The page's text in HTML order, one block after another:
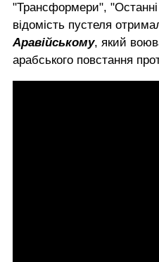
"Трансформери", "Останні
відомість пустеля
Аравійському, який
арабського повстання